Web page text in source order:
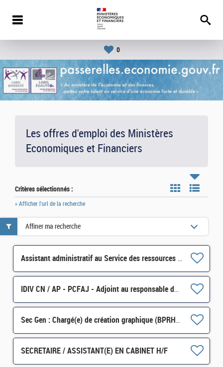
0
Les offres d'emploi des Ministères
Economiques et Financiers
Critères sélectionnés :
» Afficher l'url de la recherche
Assistant administratif au Service des ressources humaines, Prévention, conditions de vie au travail H/F
IDIV CN / AP - PCFAJ - Adjoint au responsable du pôle de contrôle revenus et patrimoine Paris 16E (H/F)
Sec Gen : Chargé(e) de création graphique (BPRHAC) Contrat court H/F
SECRETAIRE / ASSISTANT(E) EN CABINET H/F
Affiner ma recherche